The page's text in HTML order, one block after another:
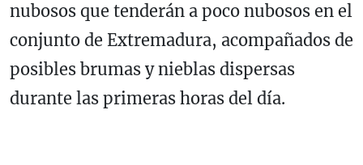
nubosos que tenderán a poco nubosos en el
conjunto de Extremadura, acompañados de
posibles brumas y nieblas dispersas
durante las primeras horas del día.